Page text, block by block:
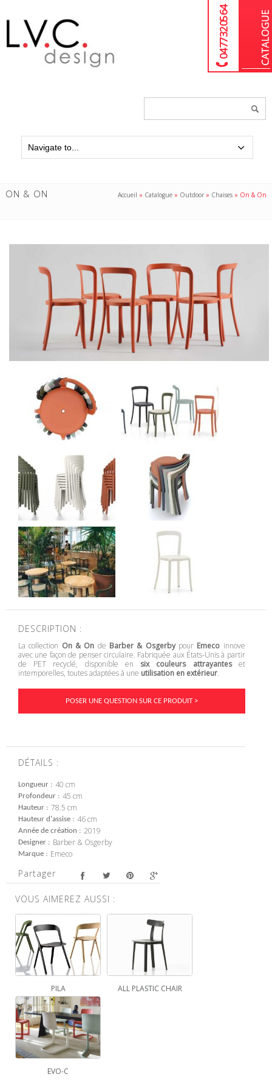
04 77 32 05 64
ON & ON Accueil » Catalogue » Outdoor » Chaises » On & On
DESCRIPTION :
La collection On & On de Barber & Osgerbypour Emeco innove
avec une façon de penser circulaire. Fabriquée aux États-Unis à partir
de PET recyclé, disponible en six couleurs attrayanteset
intemporelles, toutes adaptées à une utilisation en extérieur.
POSER UNE QUESTION SUR CE PRODUIT >
DÉTAILS :
Longueur 40 cm
Profondeur 45 cm
Hauteur 78.5 cm
Hauteur d'assise 46 cm
Année de création 2019
Designer Barber & Osgerby
Marque Emeco
Partager
VOUS AIMEREZ AUSSI :
PILA ALL PLASTIC CHAIR
EVO-C